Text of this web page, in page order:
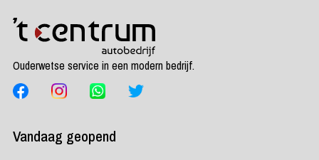
Ouderwetse service in een modern bedrijf.
Vandaag geopend